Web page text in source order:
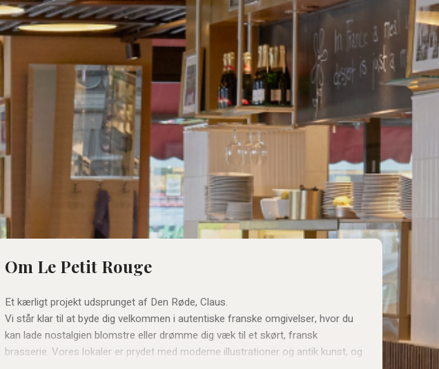
Om Le Petit Rouge
Et kærligt projekt udsprunget af Den Røde, Claus.
Vi står klar til at byde dig velkommen i autentiske franske omgivelser, hvor du
kan lade nostalgien blomstre eller drømme dig væk til et skørt, fransk
brasserie. Vores lokaler er prydet med moderne illustrationer og antik kunst, og